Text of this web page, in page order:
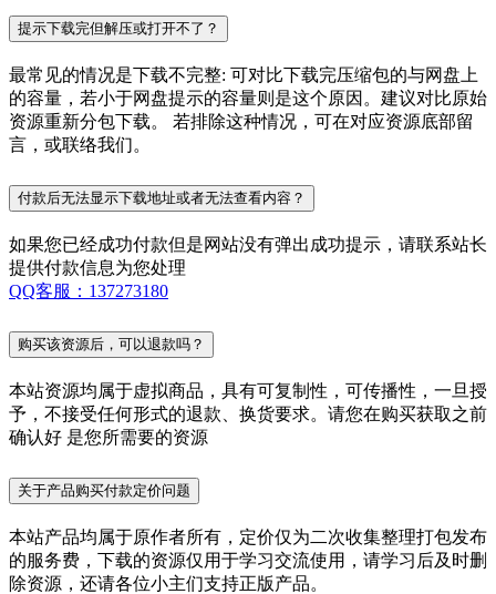
提示下载完但解压或打开不了？
最常见的情况是下载不完整: 可对比下载完压缩包的与网盘上
的容量，若小于网盘提示的容量则是这个原因。建议对比原始
资源重新分包下载。 若排除这种情况，可在对应资源底部留
言，或联络我们。
付款后无法显示下载地址或者无法查看内容？
如果您已经成功付款但是网站没有弹出成功提示，请联系站长
提供付款信息为您处理
QQ客服：137273180
购买该资源后，可以退款吗？
本站资源均属于虚拟商品，具有可复制性，可传播性，一旦授
予，不接受任何形式的退款、换货要求。请您在购买获取之前
确认好 是您所需要的资源
关于产品购买付款定价问题
本站产品均属于原作者所有，定价仅为二次收集整理打包发布
的服务费，下载的资源仅用于学习交流使用，请学习后及时删
除资源，还请各位小主们支持正版产品。